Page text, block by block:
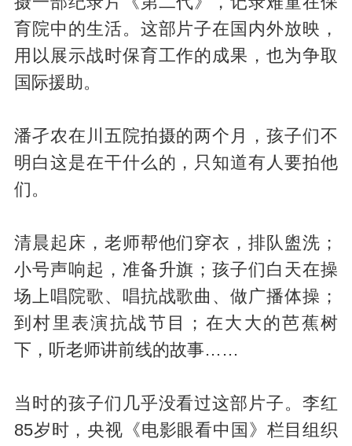
育院中的生活。这部片子在国内外放映，
用以展示战时保育工作的成果，也为争取
国际援助。
潘孑农在川五院拍摄的两个月，孩子们不
明白这是在干什么的，只知道有人要拍他
们。
清晨起床，老师帮他们穿衣，排队盥洗；
小号声响起，准备升旗；孩子们白天在操
场上唱院歌、唱抗战歌曲、做广播体操；
到村里表演抗战节目；在大大的芭蕉树
下，听老师讲前线的故事……
当时的孩子们几乎没看过这部片子。李红
85岁时，央视《电影眼看中国》栏目组织